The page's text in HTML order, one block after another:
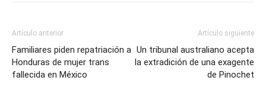
Artículo anterior
Familiares piden repatriación a
Honduras de mujer trans
fallecida en México
Artículo siguiente
Un tribunal australiano acepta
la extradición de una exagente
de Pinochet